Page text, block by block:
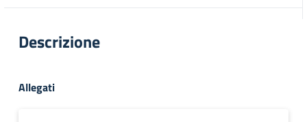
Descrizione
Allegati